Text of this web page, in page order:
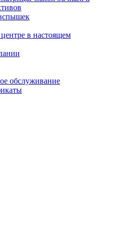
в настоящем
обслуживание